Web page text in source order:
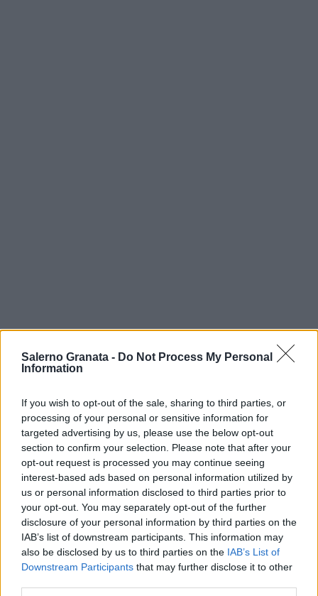
Salerno Granata - Do Not Process My Personal
Information
If you wish to opt-out of the sale, sharing to third parties, or
processing of your personal or sensitive information for
targeted advertising by us, please use the below opt-out
section to confirm your selection. Please note that after your
opt-out request is processed you may continue seeing
interest-based ads based on personal information utilized by
us or personal information disclosed to third parties prior to
your opt-out. You may separately opt-out of the further
disclosure of your personal information by third parties on the
IAB’s list of downstream participants. This information may
also be disclosed by us to third parties on the IAB’s List of
Downstream Participants that may further disclose it to other